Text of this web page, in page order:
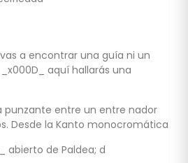
vas a encontrar una guía ni un
aquí hallarás una
punzante entre un entre nador
Desde la Kanto monocromática
abierto de Paldea; d